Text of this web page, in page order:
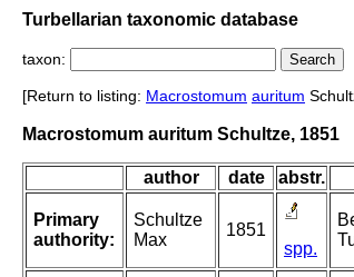
Turbellarian taxonomic database
taxon:
[Return to listing: Macrostomum auritum
Macrostomum auritum Schultze, 1851
author date abstr.
Primary
authority:
Schultze
Max
1851
spp.